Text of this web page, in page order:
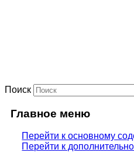
Поиск
Главное меню
Перейти к основному
Перейти к